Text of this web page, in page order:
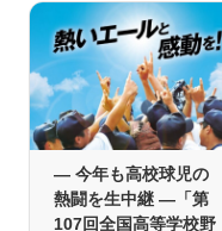
― 今年も高校球児の
熱闘を生中継 ―「第
107回全国高等学校野